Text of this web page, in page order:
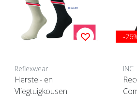
Reflexwear
Herstel- en
Vliegtuigkousen
-
INC